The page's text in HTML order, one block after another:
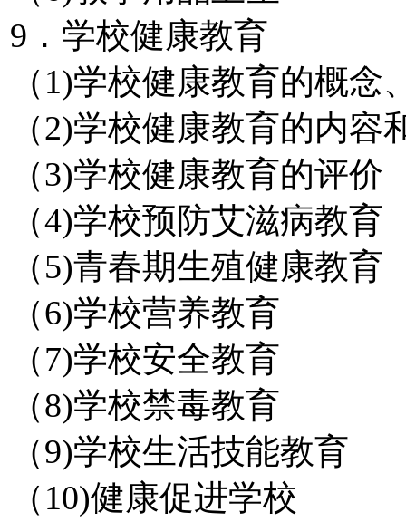
9．学校健康教育
（1)学校健康教育的概念
（2)学校健康教育的内容
（3)学校健康教育的评价
（4)学校预防艾滋病教育
（5)青春期生殖健康教育
（6)学校营养教育
（7)学校安全教育
（8)学校禁毒教育
（9)学校生活技能教育
（10)健康促进学校